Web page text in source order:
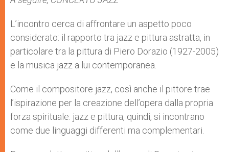
L’incontro cerca di affrontare un aspetto poco
considerato: il rapporto tra jazz e pittura astratta, in
particolare tra la pittura di Piero Dorazio (1927-2005)
e la musica jazz a lui contemporanea.
Come il compositore jazz, così anche il pittore trae
l’ispirazione per la creazione dell’opera dalla propria
forza spirituale: jazz e pittura, quindi, si incontrano
come due linguaggi differenti ma complementari.